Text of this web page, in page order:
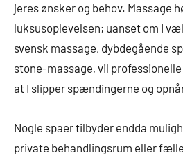
jeres ønsker og behov. Massage
luksusoplevelsen; uanset om I
svensk massage, dybdegående
stone-massage, vil
at I slipper spændingerne og
Nogle spaer tilbyder endda
private behandlingsrum eller